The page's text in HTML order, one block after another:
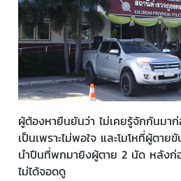
ผู้ต้องหายืนยันว่า ไม่เคยรู้จักกันมา
เป็นเพราะไม่พอใจ และโมโหที่ผู้ตา
นำปืนที่พกมายิงผู้ตาย 2 นัด หลังก่
ไม่ได้จอดดู